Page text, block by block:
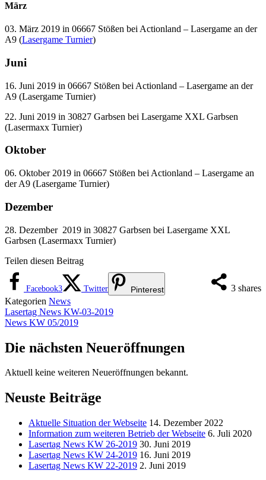
März
03. März 2019 in 06667 Stößen bei Actionland – Lasergame an der
A9 (Lasergame Turnier)
Juni
16. Juni 2019 in 06667 Stößen bei Actionland – Lasergame an der
A9 (Lasergame Turnier)
22. Juni 2019 in 30827 Garbsen bei Lasergame XXL Garbsen
(Lasermaxx Turnier)
Oktober
06. Oktober 2019 in 06667 Stößen bei Actionland – Lasergame an
der A9 (Lasergame Turnier)
Dezember
28. Dezember 2019 in 30827 Garbsen bei Lasergame XXL
Garbsen (Lasermaxx Turnier)
Teilen diesen Beitrag
3 shares
Facebook3 Twitter Pinterest
Kategorien News
Lasertag News KW-03-2019
News KW 05/2019
Die nächsten Neueröffnungen
Aktuell keine weiteren Neueröffnungen bekannt.
Neuste Beiträge
Aktuelle Situation der Webseite 14. Dezember 2022
Information zum weiteren Betrieb der Webseite 6. Juli 2020
Lasertag News KW 26-2019 30. Juni 2019
Lasertag News KW 24-2019 16. Juni 2019
Lasertag News KW 22-2019 2. Juni 2019